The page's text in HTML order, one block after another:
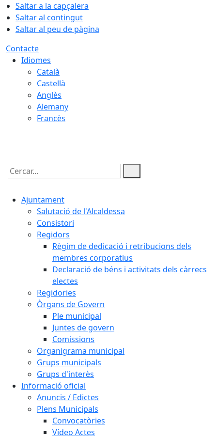
Saltar a la capçalera
Saltar al contingut
Saltar al peu de pàgina
Contacte
Idiomes
Català
Castellà
Anglès
Alemany
Francès
Cercar:
Ajuntament
Salutació de l'Alcaldessa
Consistori
Regidors
Règim de dedicació i retribucions dels
membres corporatius
Declaració de béns i activitats dels càrrecs
electes
Regidories
Òrgans de Govern
Ple municipal
Juntes de govern
Comissions
Organigrama municipal
Grups municipals
Grups d'interès
Informació oficial
Anuncis / Edictes
Plens Municipals
Convocatòries
Vídeo Actes